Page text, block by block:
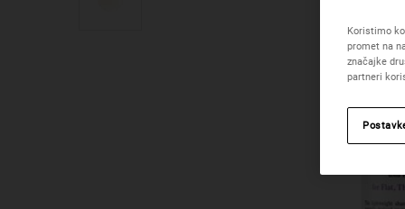
Koristimo
promet na
značajke
partneri